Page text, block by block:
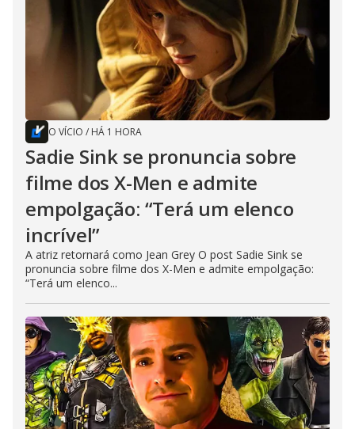
O VÍCIO / HÁ 1 HORA
Sadie Sink se pronuncia sobre
filme dos X-Men e admite
empolgação: “Terá um elenco
incrível”
A atriz retornará como Jean Grey O post Sadie Sink se
pronuncia sobre filme dos X-Men e admite empolgação:
“Terá um elenco...